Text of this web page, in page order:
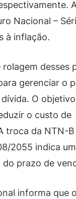
Nacional –
à inflação.
desses
gerenciar o
O
o custo de
troca da NTN-
2055 indica
do prazo de
informa que